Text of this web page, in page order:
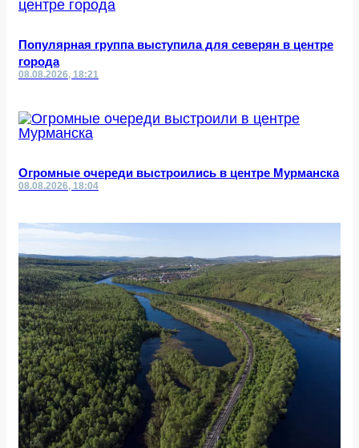
Популярная группа выступила для северян в центре
города
08.08.2026, 18:21
Огромные очереди выстроились в центре Мурманска
08.08.2026, 18:04